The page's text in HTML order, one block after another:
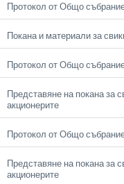
Протокол от Общо
Покана и материали за
Протокол от Общо
Представяне на покана за
акционерите
Протокол от Общо
Представяне на покана за
акционерите